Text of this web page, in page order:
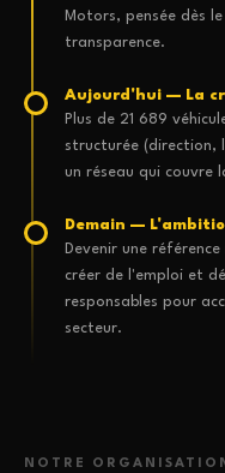
Motors, pensée dès
transparence.
Aujourd'hui — La
Plus de 21 689
structurée (direction,
un réseau qui couvre
Demain —
Devenir une
créer de l'emploi et
responsables pour
secteur.
NOTRE